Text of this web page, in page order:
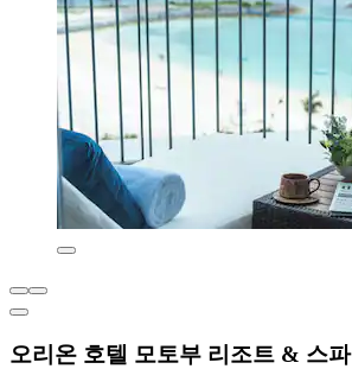
오리온 호텔 모토부 리조트 & 스파